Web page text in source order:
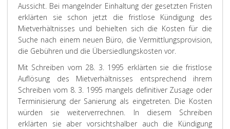
Aussicht. Bei mangelnder Einhaltung der gesetzten Fristen
erklärten sie schon jetzt die fristlose Kündigung des
Mietverhältnisses und behielten sich die Kosten für die
Suche nach einem neuen Büro, die Vermittlungsprovision,
die Gebühren und die Übersiedlungskosten vor.
Mit Schreiben vom 28. 3. 1995 erklärten sie die fristlose
Auflösung des Mietverhältnisses entsprechend ihrem
Schreiben vom 8. 3. 1995 mangels definitiver Zusage oder
Terminisierung der Sanierung als eingetreten. Die Kosten
würden sie weiterverrechnen. In diesem Schreiben
erklärten sie aber vorsichtshalber auch die Kündigung